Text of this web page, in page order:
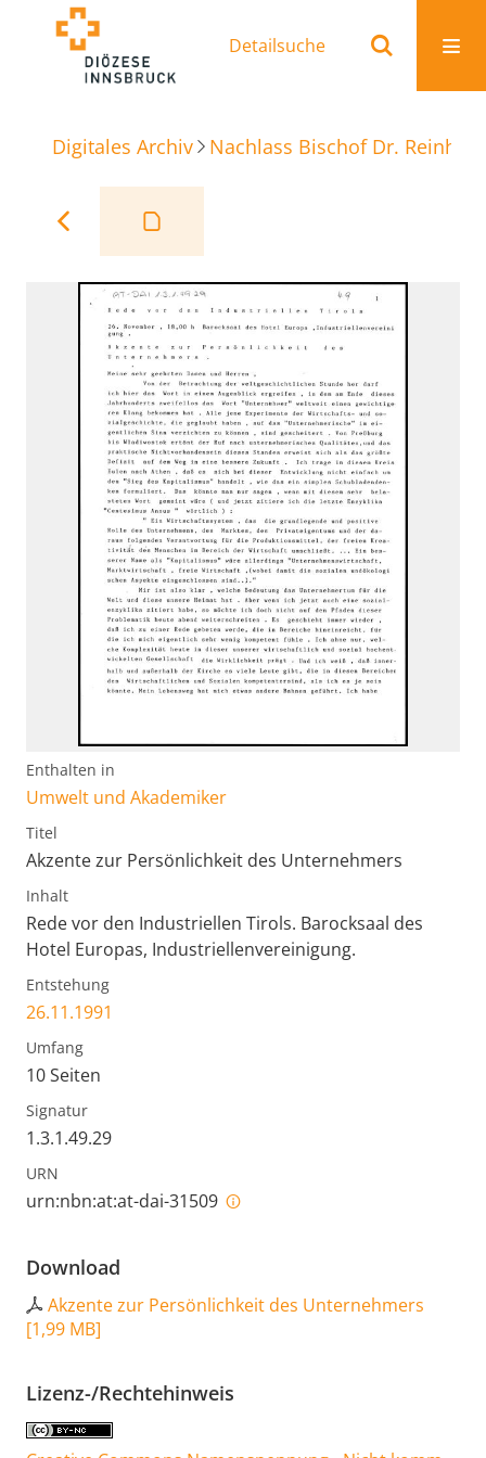
Detailsuche
Digitales Archiv Nachlass Bischof Dr.
Enthalten in
Umwelt und Akademiker
Titel
Akzente zur Persönlichkeit des Unternehmers
Inhalt
Rede vor den Industriellen Tirols. Barocksaal des
Hotel Europas, Industriellenvereinigung.
Entstehung
26.11.1991
Umfang
10 Seiten
Signatur
1.3.1.49.29
URN
urn:nbn:at:at-dai-31509
Download
Akzente zur Persönlichkeit des Unternehmers
[1,99 MB]
Lizenz-/Rechtehinweis